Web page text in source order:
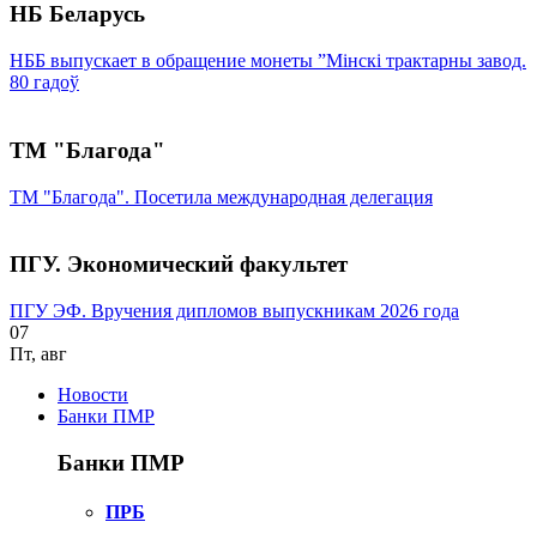
НБ Беларусь
НББ выпускает в обращение монеты ”Мінскі трактарны завод.
80 гадоў
ТМ "Благода"
ТМ "Благода". Посетила международная делегация
ПГУ. Экономический факультет
ПГУ ЭФ. Вручения дипломов выпускникам 2026 года
07
Пт, авг
Новости
Банки ПМР
Банки ПМР
ПРБ